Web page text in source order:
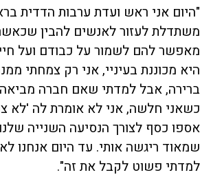
"היום אני ראש ועדת ערבות הדדית
משתדלת לעזור לאנשים להבין
מאפשר להם לשמור על כבודם ועל
היא מכוננת בעיניי, אני רק צמחתי
ברירה, אבל למדתי שאם חברה
כשאני חלשה, אני לא אומרת לה 'לא
אספו כסף לצורך הנסיעה השנייה שלנו
שמאוד ריגשה אותי. עד היום אנחנו לא
למדתי פשוט לקבל את זה".